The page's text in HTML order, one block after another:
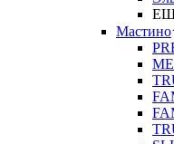
Мастино